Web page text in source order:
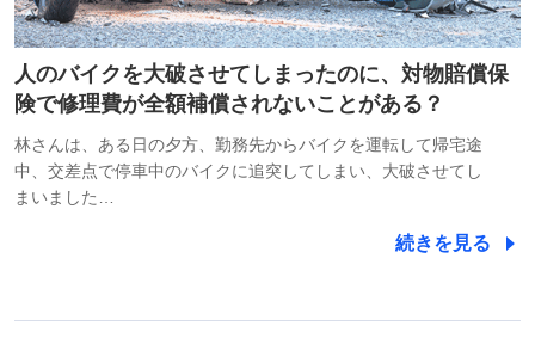
人のバイクを大破させてしまったのに、対物賠償保
険で修理費が全額補償されないことがある？
林さんは、ある日の夕方、勤務先からバイクを運転して帰宅途
中、交差点で停車中のバイクに追突してしまい、大破させてし
まいました…
続きを見る